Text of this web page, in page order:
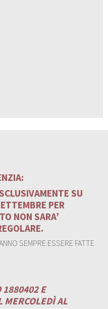
SU
PER
NON SARA’
SEMPRE ESSERE FATTE
1880402 E
MERCOLEDÌ AL